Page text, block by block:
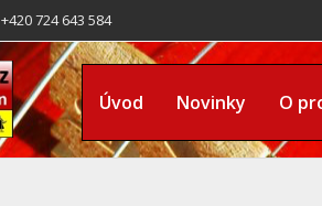
+420 724 643 584
Úvod Novinky O